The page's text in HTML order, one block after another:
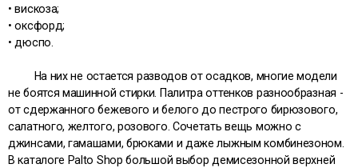
• вискоза;
• оксфорд;
• дюспо.
На них не остается разводов от осадков, многие модели
не боятся машинной стирки. Палитра оттенков разнообразная -
от сдержанного бежевого и белого до пестрого бирюзового,
салатного, желтого, розового. Сочетать вещь можно с
джинсами, гамашами, брюками и даже лыжным комбинезоном.
В каталоге Palto Shop большой выбор демисезонной верхней